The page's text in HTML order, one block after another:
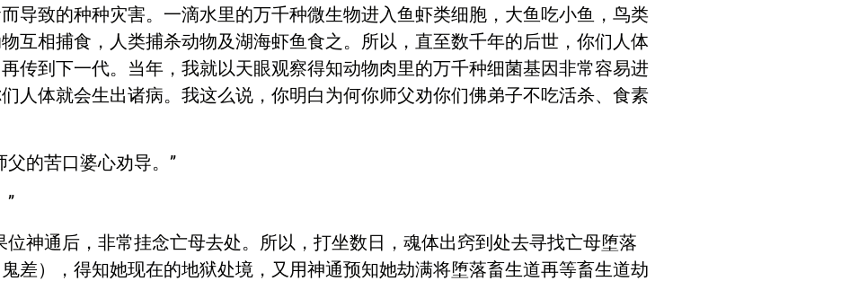
导致的种种灾害。一滴水里的万千种微生物进入鱼虾类细胞，大鱼吃小鱼，鸟类
互相捕食，人类捕杀动物及湖海虾鱼食之。所以，直至数千年的后世，你们人体
传到下一代。当年，我就以天眼观察得知动物肉里的万千种细菌基因非常容易进
人体就会生出诸病。我这么说，你明白为何你师父劝你们佛弟子不吃活杀、食素
的苦口婆心劝导。”
”
神通后，非常挂念亡母去处。所以，打坐数日，魂体出窍到处去寻找亡母堕落
差），得知她现在的地狱处境，又用神通预知她劫满将堕落畜生道再等畜生道劫